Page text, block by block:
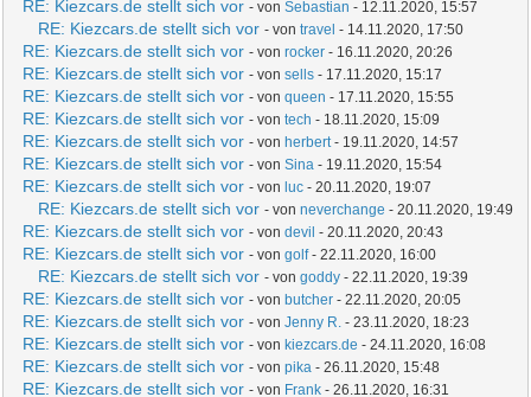
RE: Kiezcars.de stellt sich vor - vonSebastian - 12.11.2020, 15:57
RE: Kiezcars.de stellt sich vor - vontravel - 14.11.2020, 17:50
RE: Kiezcars.de stellt sich vor - vonrocker - 16.11.2020, 20:26
RE: Kiezcars.de stellt sich vor - vonsells - 17.11.2020, 15:17
RE: Kiezcars.de stellt sich vor - vonqueen - 17.11.2020, 15:55
RE: Kiezcars.de stellt sich vor - vontech - 18.11.2020, 15:09
RE: Kiezcars.de stellt sich vor - von herbert- 19.11.2020, 14:57
RE: Kiezcars.de stellt sich vor - vonSina - 19.11.2020, 15:54
RE: Kiezcars.de stellt sich vor - von luc - 20.11.2020, 19:07
RE: Kiezcars.de stellt sich vor - vonneverchange - 20.11.2020, 19:49
RE: Kiezcars.de stellt sich vor - vondevil - 20.11.2020, 20:43
RE: Kiezcars.de stellt sich vor - vongolf- 22.11.2020, 16:00
RE: Kiezcars.de stellt sich vor - vongoddy - 22.11.2020, 19:39
RE: Kiezcars.de stellt sich vor - von butcher - 22.11.2020, 20:05
RE: Kiezcars.de stellt sich vor - vonJenny R. - 23.11.2020, 18:23
RE: Kiezcars.de stellt sich vor - von kiezcars.de - 24.11.2020, 16:08
RE: Kiezcars.de stellt sich vor - vonpika - 26.11.2020, 15:48
RE: Kiezcars.de stellt sich vor - von Frank - 26.11.2020, 16:31